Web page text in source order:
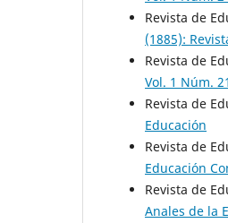
Revista de
(1885):
Revista de
Vol. 1 Núm.
Revista de
Educación
Revista de
Educación
Revista de
Anales de la